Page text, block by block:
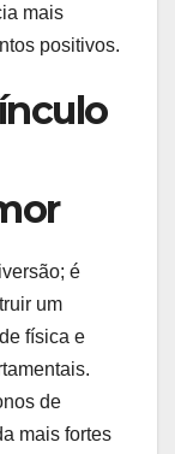
mais
positivos.
é
um
física e
de
mais fortes